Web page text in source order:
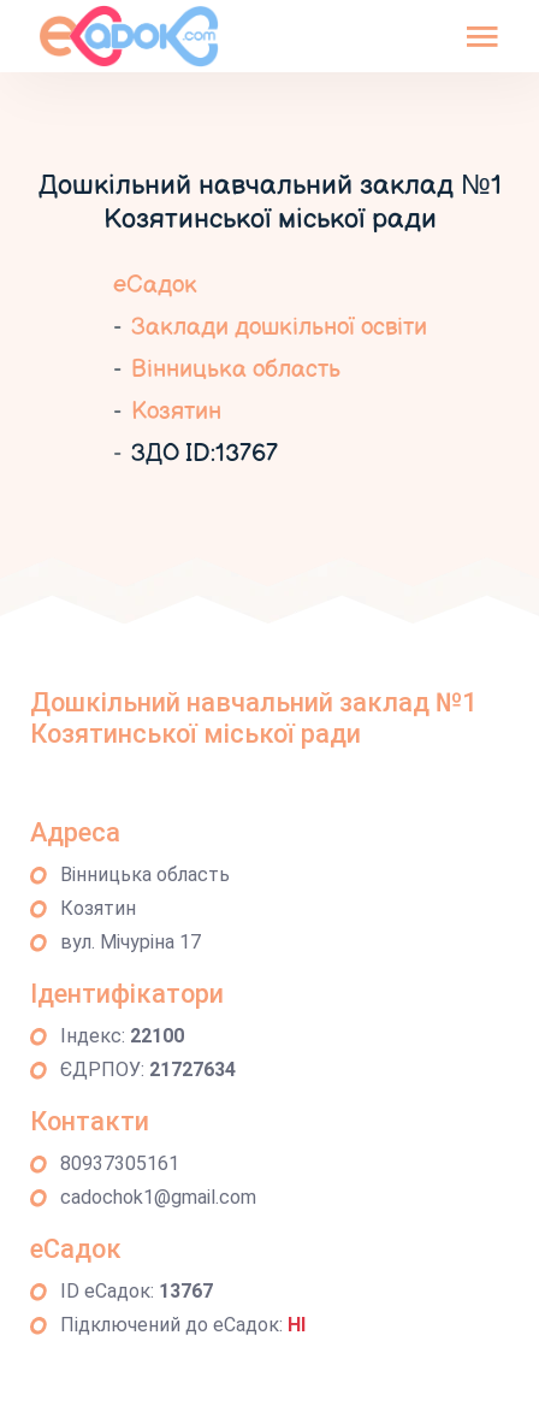
Дошкільний навчальний заклад №1
Козятинської міської ради
еСадок
Заклади дошкільної освіти
Вінницька область
Козятин
ЗДО ID:13767
Дошкільний навчальний заклад №1
Козятинської міської ради
Адреса
Вінницька область
Козятин
вул. Мічуріна 17
Ідентифікатори
Індекс: 22100
ЄДРПОУ: 21727634
Контакти
80937305161
cadochok1@gmail.com
еСадок
ID еСадок: 13767
Підключений до еСадок: НІ